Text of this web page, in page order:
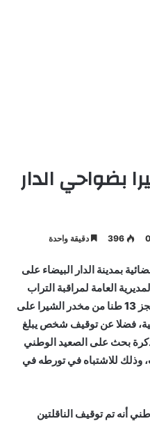
بضواحي الدار
0
396 دقيقة واحدة
بمدينة الدار البيضاء على
العامة لمراقبة التراب
الوطني، مساء أمس الخميس، من حجز 13 طنا من مخدر الشيرا على
فضلا عن توقيف شخص يبلغ
مذكرة بحث على الصعيد الوطني
وذلك للاشتباه في تورطه في
أنه تم توقيف الناقلتين